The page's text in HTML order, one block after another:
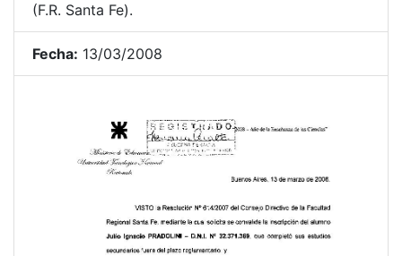
(F.R. Santa Fe).
Fecha: 13/03/2008